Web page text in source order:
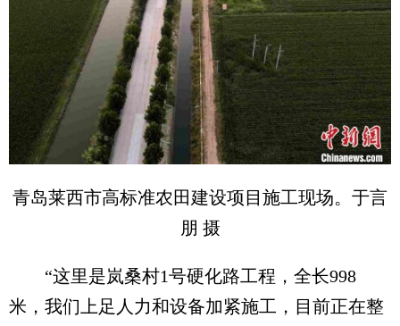
青岛莱西市高标准农田建设项目施工现场。于言
朋 摄
“这里是岚桑村1号硬化路工程，全长998
米，我们上足人力和设备加紧施工，目前正在整